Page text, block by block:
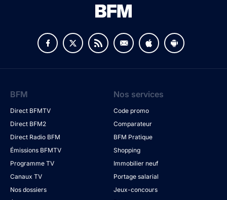
BFM
Direct BFMTV
Direct BFM2
Direct Radio BFM
Émissions BFMTV
Programme TV
Canaux TV
Nos dossiers
Nos services
Code promo
Comparateur
BFM Pratique
Shopping
Immobilier neuf
Portage salarial
Jeux-concours